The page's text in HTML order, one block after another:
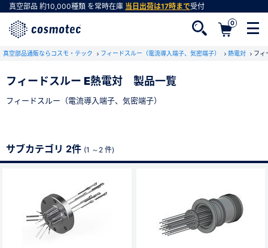
真空部品 約10,000種類 を常時在庫 当日出荷は17時まで受付
0
真空部品通販ならコスモ・テック フィードスルー（電流導入端子、気密端子） 熱電対 フィ
フィードスルー E熱電対 製品一覧
フィードスルー（電流導入端子、気密端子）
サブカテゴリ 2件 (1 ～2 件)
会員登録がお済みでない方